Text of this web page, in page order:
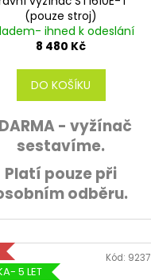
R
M
A
(pouze stroj)
ihned k odeslání
8 480 Kč
DO KOŠÍKU
- vyžínač
sestavíme.
Platí pouze při
odběru.
5 LET
Kód: 9237